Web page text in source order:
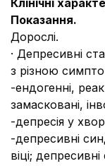
Клінічні
Показання.
Дорослі.
· Депресивні
з різною
-ендогенні,
замасковані,
-депресія у
-депресивні
віці;